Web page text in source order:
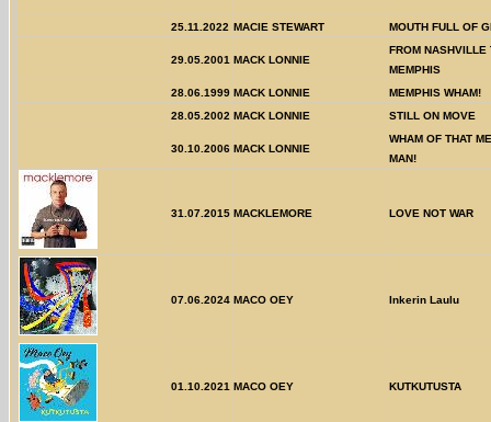
25.11.2022 MACIE STEWART MOUTH FULL OF
29.05.2001 MACK LONNIE
FROM NASHVILLE
MEMPHIS
28.06.1999 MACK LONNIE
MEMPHIS WHAM!
28.05.2002 MACK LONNIE STILL ON MOVE
30.10.2006 MACK LONNIE
WHAM OF THAT
MAN!
31.07.2015 MACKLEMORE LOVE NOT WAR
07.06.2024 MACO OEY Inkerin Laulu
01.10.2021 MACO OEY KUTKUTUSTA